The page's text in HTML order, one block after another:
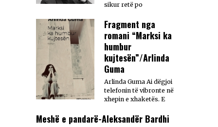
sikur retë po
Fragment nga
romani “Marksi ka
humbur
kujtesën”/Arlinda
Guma
Arlinda Guma Ai dëgjoi
telefonin të vibronte në
xhepin e xhaketës. E
Meshë e pandarë-Aleksandër Bardhi